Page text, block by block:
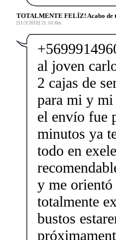
TOTALMENTE FELÍZ! Acabo de
[11/3/2019] 21:10 Hrs.
al joven
2 cajas de
para mi y mi
el envío fue
minutos ya
todo en
y me orientó
totalmente
bustos